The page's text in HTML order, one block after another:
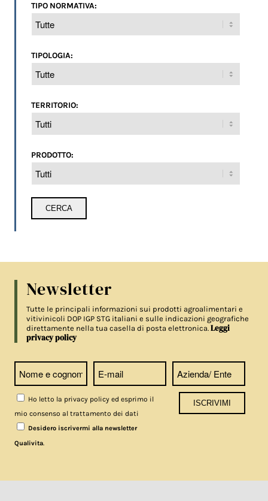
TIPO NORMATIVA:
TIPOLOGIA:
TERRITORIO:
PRODOTTO:
Newsletter
Tutte le principali informazioni sui prodotti agroalimentari e
vitivinicoli DOP IGP STG italiani e sulle indicazioni geografiche
direttamente nella tua casella di posta elettronica.Leggi
privacy policy
Ho letto la privacy policy ed esprimo il
mio consenso al trattamento dei dati
Desidero iscrivermi alla newsletter
Qualivita.